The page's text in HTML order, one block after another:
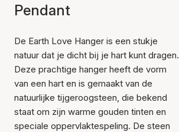
Pendant
De Earth Love Hanger is een stukje
natuur dat je dicht bij je hart kunt dragen.
Deze prachtige hanger heeft de vorm
van een hart en is gemaakt van de
natuurlijke tijgeroogsteen, die bekend
staat om zijn warme gouden tinten en
speciale oppervlaktespeling. De steen